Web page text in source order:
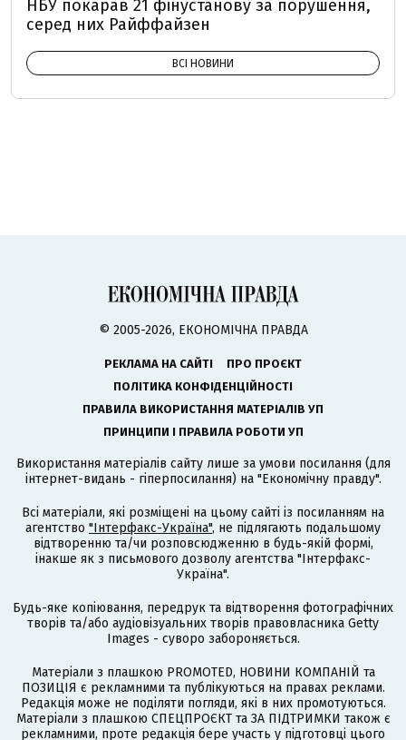
НБУ покарав 21 фінустанову за порушення,
серед них Райффайзен
ВСІ НОВИНИ
© 2005-2026, ЕКОНОМІЧНА ПРАВДА
РЕКЛАМА НА САЙТІ
ПРО ПРОЄКТ
ПОЛІТИКА КОНФІДЕНЦІЙНОСТІ
ПРАВИЛА ВИКОРИСТАННЯ МАТЕРІАЛІВ УП
ПРИНЦИПИ І ПРАВИЛА РОБОТИ УП
Використання матеріалів сайту лише за умови посилання (для
інтернет-видань - гіперпосилання) на "Економічну правду".
Всі матеріали, які розміщені на цьому сайті із посиланням на
агентство "Інтерфакс-Україна", не підлягають подальшому
відтворенню та/чи розповсюдженню в будь-якій формі,
інакше як з письмового дозволу агентства "Інтерфакс-
Україна".
Будь-яке копіювання, передрук та відтворення фотографічних
творів та/або аудіовізуальних творів правовласника Getty
Images - суворо забороняється.
Матеріали з плашкою PROMOTED, НОВИНИ КОМПАНІЙ та
ПОЗИЦІЯ є рекламними та публікуються на правах реклами.
Редакція може не поділяти погляди, які в них промотуються.
Матеріали з плашкою СПЕЦПРОЄКТ та ЗА ПІДТРИМКИ також є
рекламними, проте редакція бере участь у підготовці цього